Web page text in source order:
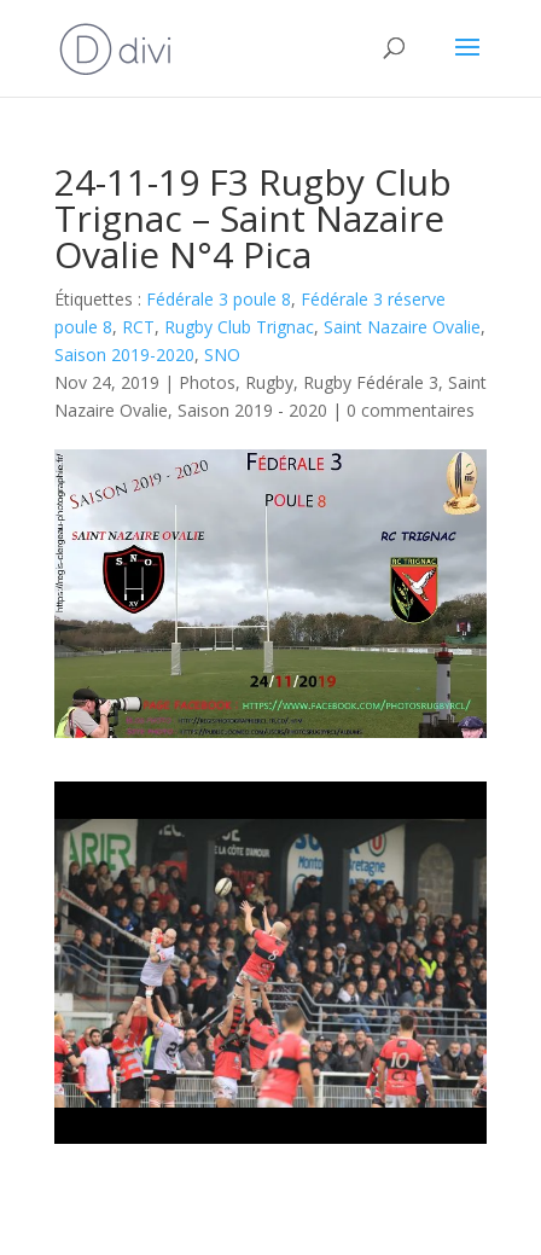
24-11-19 F3 Rugby Club
Trignac – Saint Nazaire
Ovalie N°4 Pica
Étiquettes : Fédérale 3 poule 8, Fédérale 3 réserve
poule 8, RCT, Rugby Club Trignac, Saint Nazaire Ovalie,
Saison 2019-2020, SNO
Nov 24, 2019 | Photos, Rugby, Rugby Fédérale 3, Saint
Nazaire Ovalie, Saison 2019 - 2020 | 0 commentaires